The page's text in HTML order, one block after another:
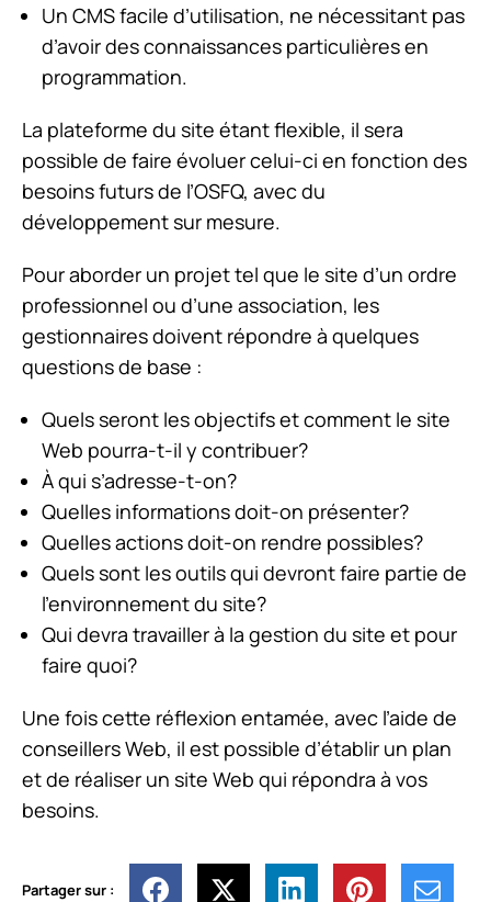
Un CMS facile d’utilisation, ne nécessitant pas
d’avoir des connaissances particulières en
programmation.
La plateforme du site étant flexible, il sera
possible de faire évoluer celui-ci en fonction des
besoins futurs de l’OSFQ, avec du
développement sur mesure.
Pour aborder un projet tel que le site d’un ordre
professionnel ou d’une association, les
gestionnaires doivent répondre à quelques
questions de base :
Quels seront les objectifs et comment le site
Web pourra-t-il y contribuer?
À qui s’adresse-t-on?
Quelles informations doit-on présenter?
Quelles actions doit-on rendre possibles?
Quels sont les outils qui devront faire partie de
l’environnement du site?
Qui devra travailler à la gestion du site et pour
faire quoi?
Une fois cette réflexion entamée, avec l’aide de
conseillers Web, il est possible d’établir un plan
et de réaliser un site Web qui répondra à vos
besoins.
Partager sur :